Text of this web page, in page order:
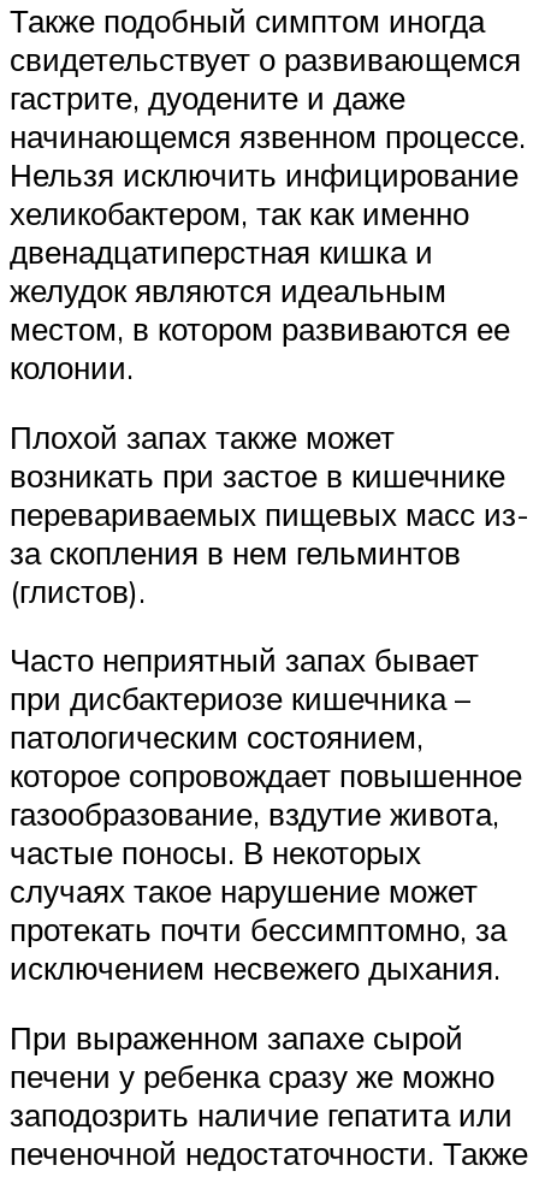
Также подобный симптом иногда
свидетельствует о развивающемся
гастрите, дуодените и даже
начинающемся язвенном процессе.
Нельзя исключить инфицирование
хеликобактером, так как именно
двенадцатиперстная кишка и
желудок являются идеальным
местом, в котором развиваются ее
колонии.
Плохой запах также может
возникать при застое в кишечнике
перевариваемых пищевых масс из-
за скопления в нем гельминтов
(глистов).
Часто неприятный запах бывает
при дисбактериозе кишечника –
патологическим состоянием,
которое сопровождает повышенное
газообразование, вздутие живота,
частые поносы. В некоторых
случаях такое нарушение может
протекать почти бессимптомно, за
исключением несвежего дыхания.
При выраженном запахе сырой
печени у ребенка сразу же можно
заподозрить наличие гепатита или
печеночной недостаточности. Также